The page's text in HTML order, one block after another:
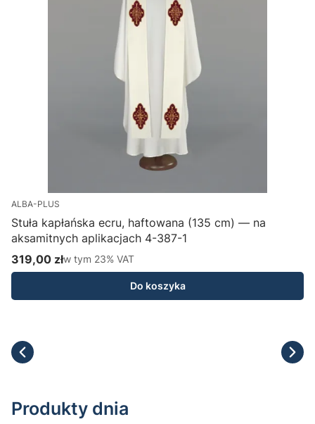
ALBA-PLUS
Stuła kapłańska ecru, haftowana (135 cm) — na
aksamitnych aplikacjach 4-387-1
Cena brutto
319,00 złw tym %s VAT
w tym 23% VAT
Do koszyka
Produkty dnia